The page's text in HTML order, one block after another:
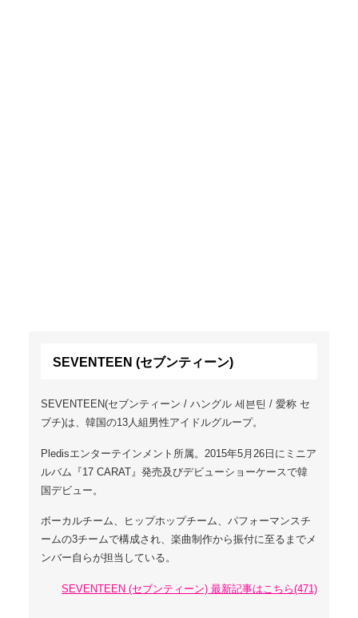
SEVENTEEN (セブンティーン)
SEVENTEEN(セブンティーン / ハングル 세븐틴 / 愛称 セ
ブチ)は、韓国の13人組男性アイドルグループ。
Pledisエンターテインメント所属。2015年5月26日にミニア
ルバム『17 CARAT』発売及びデビューショーケースで韓
国デビュー。
ボーカルチーム、ヒップホップチーム、パフォーマンスチ
ームの3チームで構成され、楽曲制作から振付に至るまでメ
ンバー自らが担当している。
SEVENTEEN (セブンティーン) 最新記事はこちら(471)